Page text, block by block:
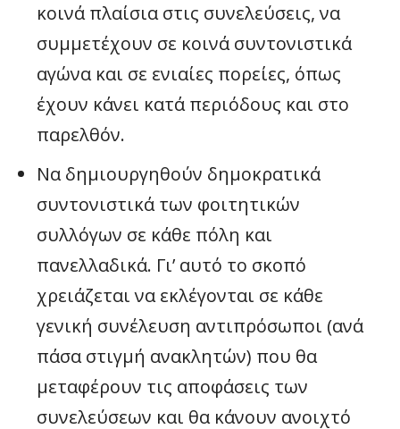
κοινά πλαίσια στις συνελεύσεις, να
συμμετέχουν σε κοινά συντονιστικά
αγώνα και σε ενιαίες πορείες, όπως
έχουν κάνει κατά περιόδους και στο
παρελθόν.
Να δημιουργηθούν δημοκρατικά
συντονιστικά των φοιτητικών
συλλόγων σε κάθε πόλη και
πανελλαδικά. Γι’ αυτό το σκοπό
χρειάζεται να εκλέγονται σε κάθε
γενική συνέλευση αντιπρόσωποι (ανά
πάσα στιγμή ανακλητών) που θα
μεταφέρουν τις αποφάσεις των
συνελεύσεων και θα κάνουν ανοιχτό